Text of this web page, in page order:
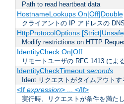
Path to read heartbeat data
HostnameLookups On|Off|Double
クライアントの IP アドレスの
HttpProtocolOptions
Modify restrictions on HTTP
IdentityCheck On|Off
リモートユーザの RFC 1413 によ
IdentityCheckTimeout seconds
Ident リクエストがタイムアウト
<If expression> ... </If>
実行時、リクエストが条件を満た